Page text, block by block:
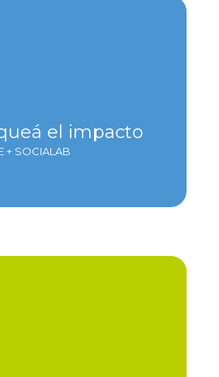
el impacto
+ SOCIALAB